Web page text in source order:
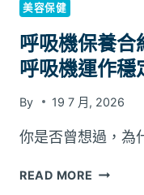
符
合
個
好
美容保健
呼吸機保養合
呼吸機運作穩
By 19 7 月, 2026
你是否曾想過，為
READ MORE 呼